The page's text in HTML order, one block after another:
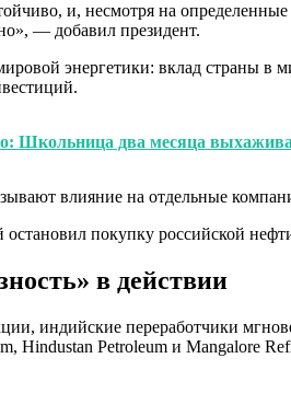
и, несмотря на
— добавил президент.
энергетики: вклад страны в
Школьница два месяца
влияние на отдельные
в действии
индийские переработчики
Hindustan Petroleum и Mangalore